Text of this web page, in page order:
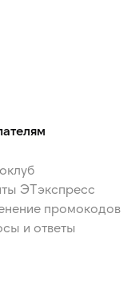
ЭТэкспресс
промокодов
и ответы